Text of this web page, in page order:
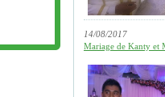
14/08/2017
Mariage de Kanty et